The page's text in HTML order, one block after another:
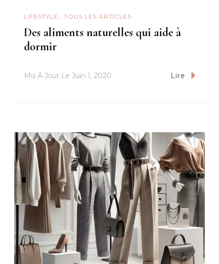
LIFESTYLE TOUS LES ARTICLES
Des aliments naturelles qui aide à
dormir
Mis À Jour Le Juin 1, 2020 Lire